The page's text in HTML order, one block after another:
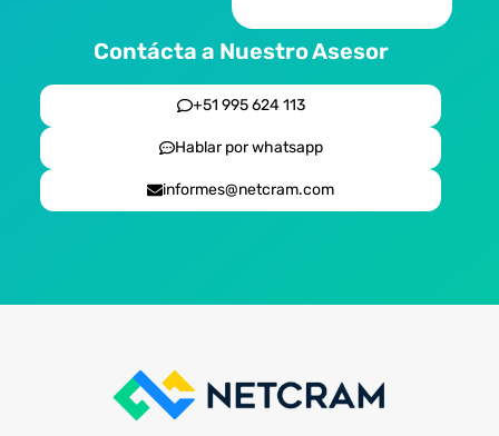
Contácta a Nuestro Asesor
+51 995 624 113
Hablar por whatsapp
informes@netcram.com